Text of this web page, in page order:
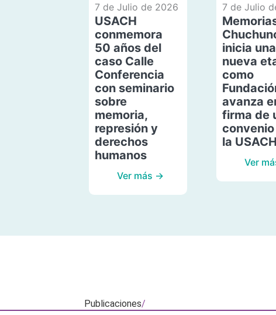
7 de Julio de 2026
USACH
conmemora
50 años del
caso Calle
Conferencia
con seminario
sobre
memoria,
represión y
derechos
humanos
Ver más →
7 de Julio
inicia una
nueva
como
avanza
firma de
la USACH
Ver
Publicaciones/